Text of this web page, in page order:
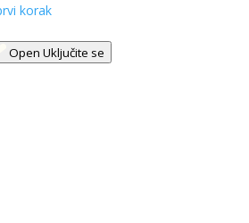
korak
Open Uključite se